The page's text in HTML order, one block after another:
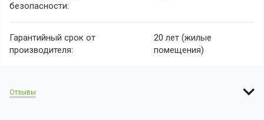
безопасности:
Гарантийный срок от
производителя:
20 лет (жилые
помещения)
Отзывы